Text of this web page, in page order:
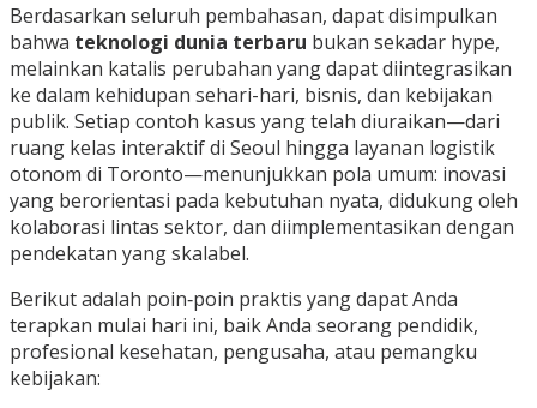
Berdasarkan seluruh pembahasan, dapat disimpulkan
bahwa teknologi dunia terbaru bukan sekadar hype,
melainkan katalis perubahan yang dapat diintegrasikan
ke dalam kehidupan sehari-hari, bisnis, dan kebijakan
publik. Setiap contoh kasus yang telah diuraikan—dari
ruang kelas interaktif di Seoul hingga layanan logistik
otonom di Toronto—menunjukkan pola umum: inovasi
yang berorientasi pada kebutuhan nyata, didukung oleh
kolaborasi lintas sektor, dan diimplementasikan dengan
pendekatan yang skalabel.
Berikut adalah poin‑poin praktis yang dapat Anda
terapkan mulai hari ini, baik Anda seorang pendidik,
profesional kesehatan, pengusaha, atau pemangku
kebijakan: